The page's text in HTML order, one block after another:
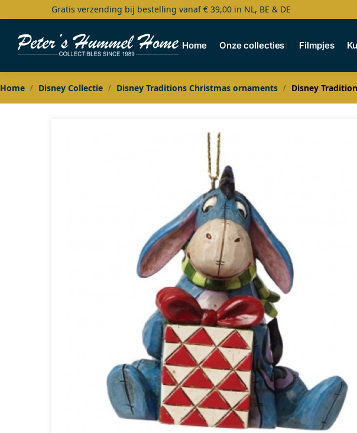
Gratis verzending bij bestelling vanaf € 39,00 in NL, BE & DE
Home Onze collecties Filmpjes
Search
Home / Disney Collectie / Disney Traditions Christmas ornaments / Disney